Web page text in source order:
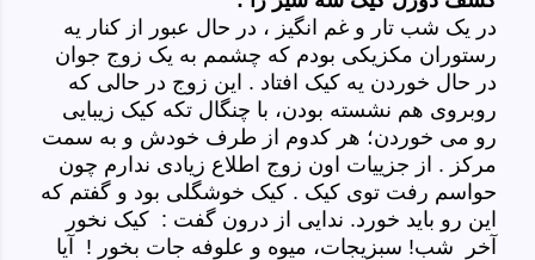
در یک شب تار و غم انگیز ، در حال عبور از کنار یه
رستوران مکزیکی بودم که چشمم به یک زوج جوان
در حال خوردن یه کیک افتاد . این زوج در حالی که
روبروی هم نشسته بودن، با چنگال تکه کیک زیبایی
رو می خوردن؛ هر کدوم از طرف خودش و به سمت
مرکز . از جزییات اون زوج اطلاع زیادی ندارم چون
حواسم رفت توی کیک . کیک خوشگلی بود و گفتم که
این رو باید خورد. ندایی از درون گفت : کیک نخور
آخر شب! سبزیجات، میوه و علوفه جات بخور ! آیا